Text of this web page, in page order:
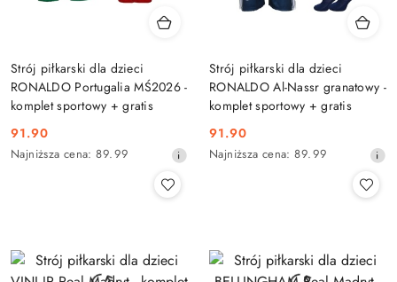
Strój piłkarski dla dzieci
RONALDO Portugalia MŚ2026 -
komplet sportowy + gratis
Cena
promocyjna:
91.90
Najniższa
obniżką
Najniższa cena: 89.99
Strój piłkarski dla dzieci
RONALDO Al-Nassr granatowy -
komplet sportowy + gratis
Cena
promocyjna:
91.90
Najniższa
obniżką
Najniższa cena: 89.99